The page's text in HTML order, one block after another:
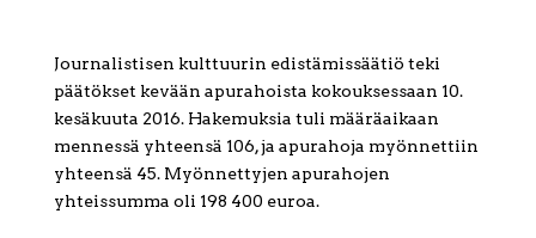
Journalistisen kulttuurin edistämissäätiö teki
päätökset kevään apurahoista kokouksessaan 10.
kesäkuuta 2016. Hakemuksia tuli määräaikaan
mennessä yhteensä 106, ja apurahoja myönnettiin
yhteensä 45. Myönnettyjen apurahojen
yhteissumma oli 198 400 euroa.